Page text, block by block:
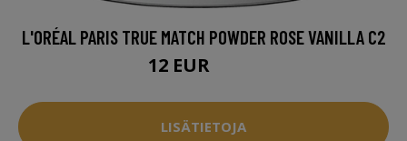
L'ORÉAL PARIS TRUE MATCH POWDER ROSE VANILLA C2
12 EUR
LISÄTIETOJA